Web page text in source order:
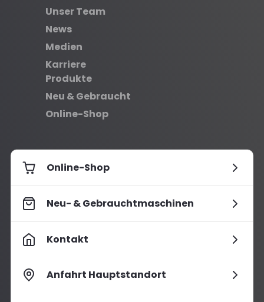
Unser Team
News
Medien
Karriere
Produkte
Neu & Gebraucht
Online-Shop
Online-Shop
Neu- & Gebrauchtmaschinen
Kontakt
Anfahrt Hauptstandort